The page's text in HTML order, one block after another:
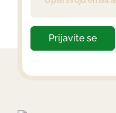
Prijavite se